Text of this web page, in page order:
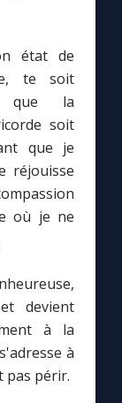
état de
te soit
que la
soit
que je
réjouisse
où je ne
devient
à la
à
pas périr.